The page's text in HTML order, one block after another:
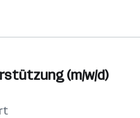
(m/w/d)